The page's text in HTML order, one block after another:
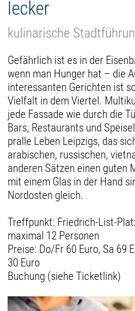
lecker
kulinarische
Gefährlich ist es in der
wenn man Hunger hat – die
interessanten Gerichten ist
Vielfalt in dem Viertel.
jede Fassade wie durch die
Bars, Restaurants und
pralle Leben Leipzigs, das
arabischen, russischen,
anderen Sätzen einen guten
mit einem Glas in der Hand
Nordosten gleich.
Treffpunkt: Friedrich-List-
maximal 12 Personen
Preise: Do/Fr 60 Euro, Sa 69
30 Euro
Buchung (siehe Ticketlink)